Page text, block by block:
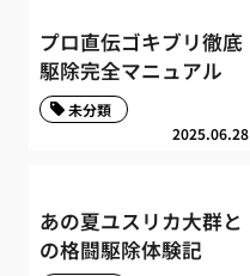
プロ直伝ゴキブリ徹底
駆除完全マニュアル
2025.06.28
未分類
あの夏ユスリカ大群と
の格闘駆除体験記